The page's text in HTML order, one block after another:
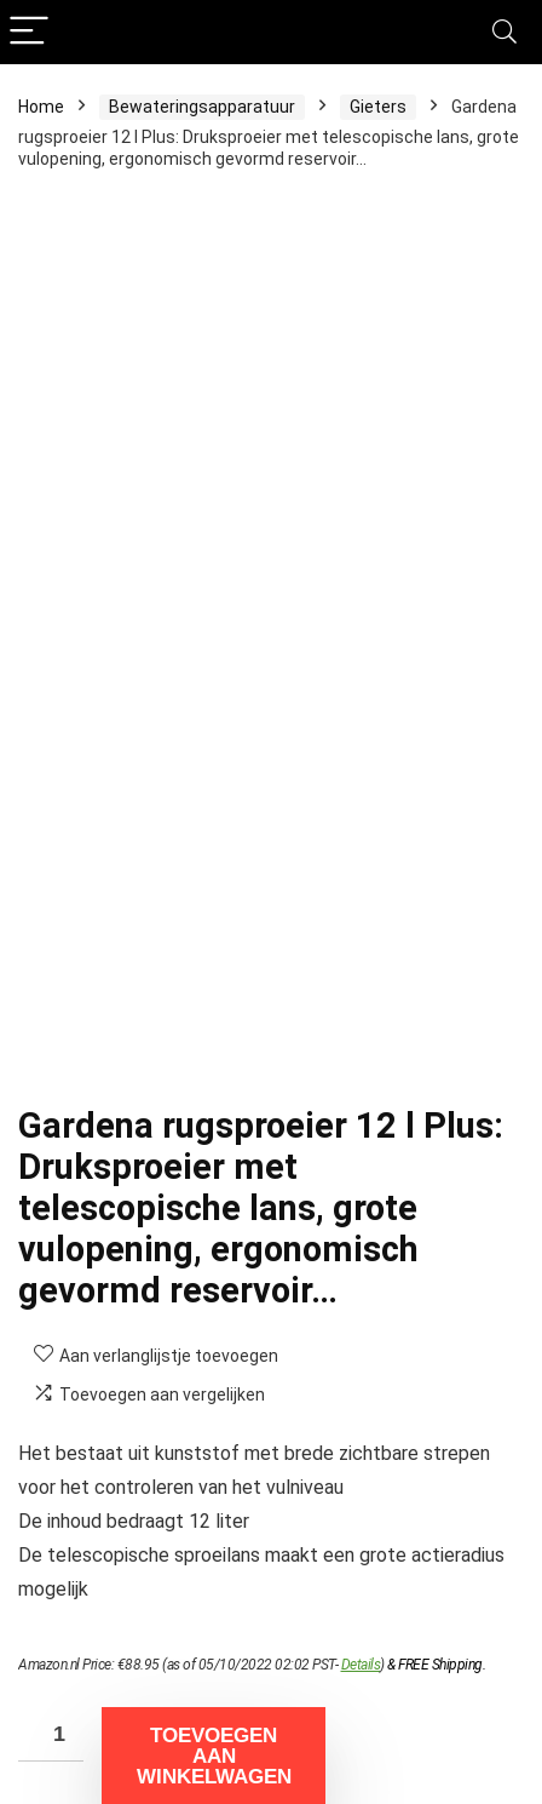
Home Bewateringsapparatuur Gieters
Gardena
rugsproeier 12 l Plus: Druksproeier met telescopische lans, grote
vulopening, ergonomisch gevormd reservoir…
Gardena rugsproeier 12 l Plus:
Druksproeier met
telescopische lans, grote
vulopening, ergonomisch
gevormd reservoir…
Aan verlanglijstje toevoegen
Toevoegen aan vergelijken
Het bestaat uit kunststof met brede zichtbare strepen
voor het controleren van het vulniveau
De inhoud bedraagt 12 liter
De telescopische sproeilans maakt een grote actieradius
mogelijk
Amazon.nl Price:€88.95(as of 05/10/2022 02:02 PST-Details)&FREE Shipping.
TOEVOEGEN
AAN
WINKELWAGEN